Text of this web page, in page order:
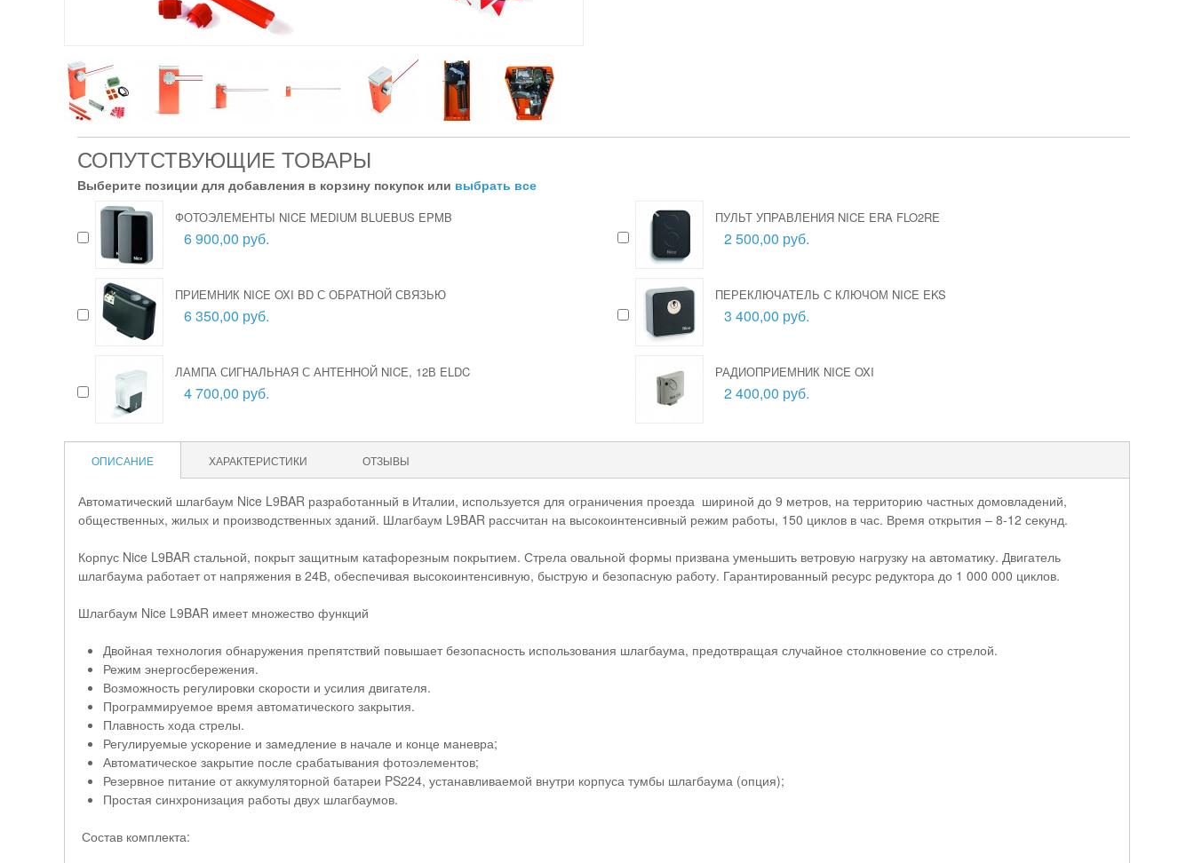
СОПУТСТВУЮЩИЕ ТОВАРЫ
Выберите позиции для добавления в корзину покупок или выбрать все
ФОТОЭЛЕМЕНТЫ NICE MEDIUM BLUEBUS EPMB
6 900,00 руб.
ПУЛЬТ УПРАВЛЕНИЯ NICE ERA FLO2RE
2 500,00 руб.
ПРИЕМНИК NICE OXI BD С ОБРАТНОЙ СВЯЗЬЮ
6 350,00 руб.
ПЕРЕКЛЮЧАТЕЛЬ С КЛЮЧОМ NICE EKS
3 400,00 руб.
ЛАМПА СИГНАЛЬНАЯ С АНТЕННОЙ NICE, 12В ELDC
4 700,00 руб.
РАДИОПРИЕМНИК NICE OXI
2 400,00 руб.
ОПИСАНИЕ ХАРАКТЕРИСТИКИ ОТЗЫВЫ
Автоматический шлагбаум Nice L9BAR разработанный в Италии, используется для ограничения проезда шириной до 9 метров, на территорию частных домовладений,
общественных, жилых и производственных зданий. Шлагбаум L9BAR рассчитан на высокоинтенсивный режим работы, 150 циклов в час. Время открытия – 8-12 секунд.
Корпус Nice L9BAR стальной, покрыт защитным катафорезным покрытием. Стрела овальной формы призвана уменьшить ветровую нагрузку на автоматику. Двигатель
шлагбаума работает от напряжения в 24В, обеспечивая высокоинтенсивную, быструю и безопасную работу. Гарантированный ресурс редуктора до 1 000 000 циклов.
Шлагбаум Nice L9BAR имеет множество функций
Двойная технология обнаружения препятствий повышает безопасность использования шлагбаума, предотвращая случайное столкновение со стрелой.
Режим энергосбережения.
Возможность регулировки скорости и усилия двигателя.
Программируемое время автоматического закрытия.
Плавность хода стрелы.
Регулируемые ускорение и замедление в начале и конце маневра;
Автоматическое закрытие после срабатывания фотоэлементов;
Резервное питание от аккумуляторной батареи PS224, устанавливаемой внутри корпуса тумбы шлагбаума (опция);
Простая синхронизация работы двух шлагбаумов.
Состав комплекта: